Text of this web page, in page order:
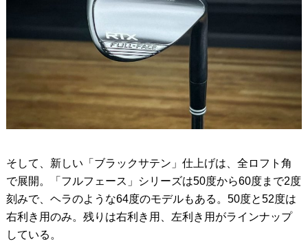
そして、新しい「ブラックサテン」仕上げは、全ロフト角
で展開。「フルフェース」シリーズは50度から60度まで2度
刻みで、ヘラのような64度のモデルもある。50度と52度は
右利き用のみ。残りは右利き用、左利き用がラインナップ
している。